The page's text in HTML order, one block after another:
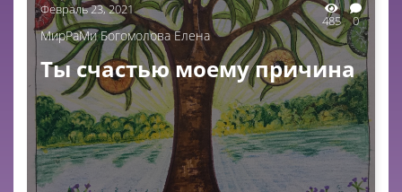
Февраль 23, 2021
485 0
МирРаМи Богомолова Елена
Ты счастью моему причина